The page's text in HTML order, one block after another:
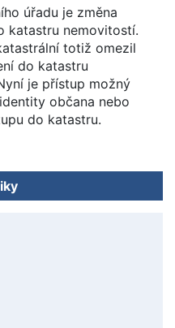
úřadu je změna
katastru nemovitostí.
totiž omezil
do katastru
je přístup možný
občana nebo
do katastru.